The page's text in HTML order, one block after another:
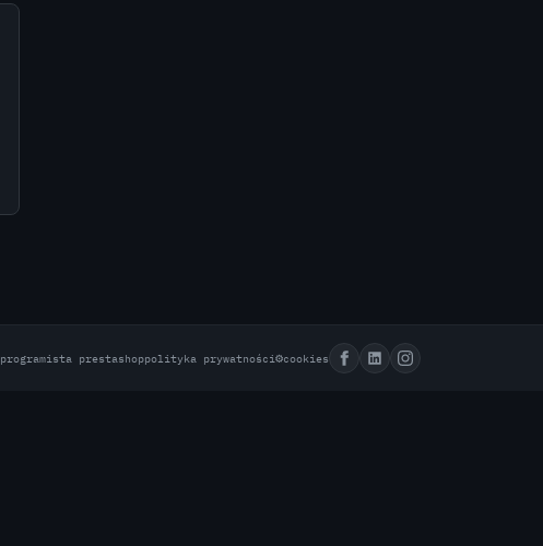
programista prestashoppolityka prywatności⚙cookies